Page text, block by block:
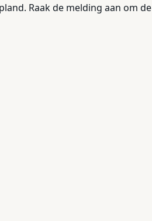
Raak de melding aan om de